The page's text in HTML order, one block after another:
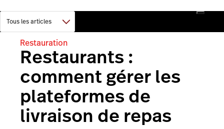
Restauration
Restaurants :
comment gérer les
plateformes de
livraison de repas